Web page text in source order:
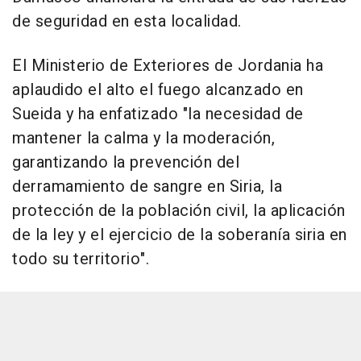
de seguridad en esta localidad.
El Ministerio de Exteriores de Jordania ha
aplaudido el alto el fuego alcanzado en
Sueida y ha enfatizado "la necesidad de
mantener la calma y la moderación,
garantizando la prevención del
derramamiento de sangre en Siria, la
protección de la población civil, la aplicación
de la ley y el ejercicio de la soberanía siria en
todo su territorio".